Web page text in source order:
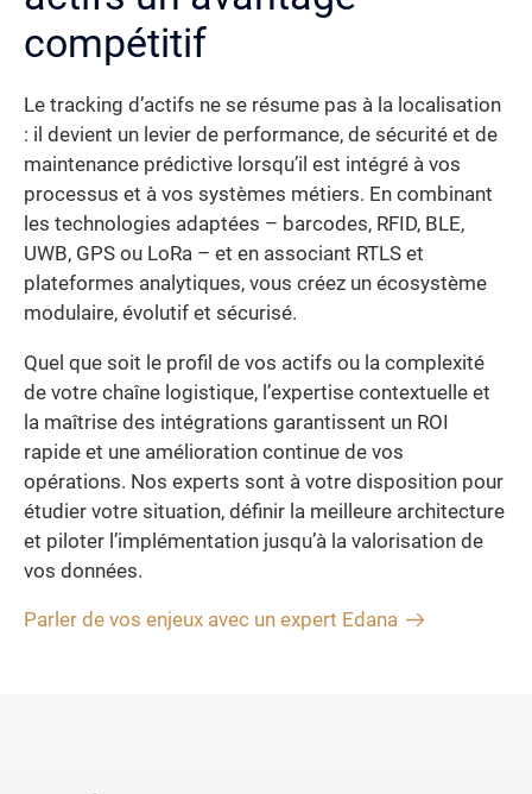
compétitif
Le tracking d’actifs ne se résume pas à la localisation
: il devient un levier de performance, de sécurité et de
maintenance prédictive lorsqu’il est intégré à vos
processus et à vos systèmes métiers. En combinant
les technologies adaptées – barcodes, RFID, BLE,
UWB, GPS ou LoRa – et en associant RTLS et
plateformes analytiques, vous créez un écosystème
modulaire, évolutif et sécurisé.
Quel que soit le profil de vos actifs ou la complexité
de votre chaîne logistique, l’expertise contextuelle et
la maîtrise des intégrations garantissent un ROI
rapide et une amélioration continue de vos
opérations. Nos experts sont à votre disposition pour
étudier votre situation, définir la meilleure architecture
et piloter l’implémentation jusqu’à la valorisation de
vos données.
Parler de vos enjeux avec un expert Edana